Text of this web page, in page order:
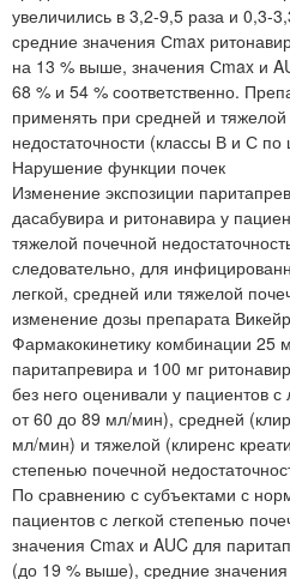
увеличились в 3,2-9,5 раза и 0,3-
средние значения Сmax
на 13 % выше, значения Сmax и
68 % и 54 % соответственно.
применять при средней и
недостаточности (классы В и С
Нарушение функции почек
Изменение экспозиции
дасабувира и ритонавира у
тяжелой почечной
следовательно, для
легкой, средней или тяжелой
изменение дозы препарата
Фармакокинетику комбинации 25
паритапревира и 100 мг
без него оценивали у пациентов с
от 60 до 89 мл/мин), средней
мл/мин) и тяжелой (клиренс
степенью почечной
По сравнению с субъектами с
пациентов с легкой степенью
значения Сmax и AUC для
(до 19 % выше), средние